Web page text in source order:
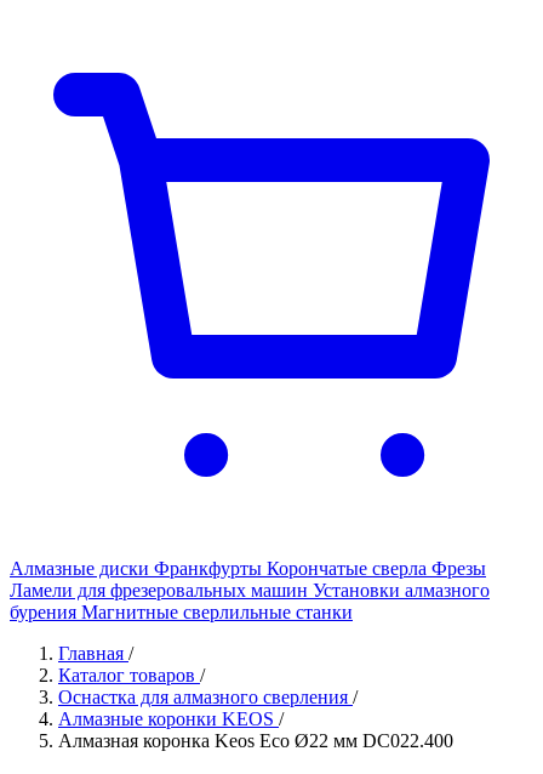
Алмазные диски Франкфурты Корончатые сверла Фрезы
Ламели для фрезеровальных машин Установки алмазного
бурения Магнитные сверлильные станки
Главная /
Каталог товаров /
Оснастка для алмазного сверления /
Алмазные коронки KEOS /
Алмазная коронка Keos Eco Ø22 мм DC022.400